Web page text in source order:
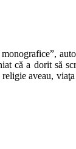
că a dorit să
aveau,